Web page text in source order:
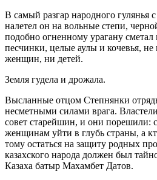
В самый разгар народного гулянья
налетел он на вольные степи,
подобно огненному урагану сметал
песчинки, целые аулы и кочевья,
женщин, ни детей.
Земля гудела и дрожала.
Высланные отцом Степнянки
несметными силами врага.
совет старейшин, и они порешили:
женщинам уйти в глубь страны, а
тому остаться на защиту родных
казахского народа должен был
Казаха батыр Махамбет Датов.